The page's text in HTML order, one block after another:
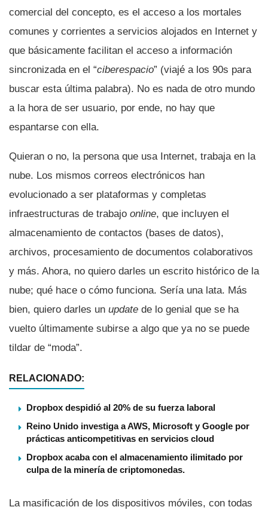
comercial del concepto, es el acceso a los mortales
comunes y corrientes a servicios alojados en Internet y
que básicamente facilitan el acceso a información
sincronizada en el “ciberespacio” (viajé a los 90s para
buscar esta última palabra). No es nada de otro mundo
a la hora de ser usuario, por ende, no hay que
espantarse con ella.
Quieran o no, la persona que usa Internet, trabaja en la
nube. Los mismos correos electrónicos han
evolucionado a ser plataformas y completas
infraestructuras de trabajo online, que incluyen el
almacenamiento de contactos (bases de datos),
archivos, procesamiento de documentos colaborativos
y más. Ahora, no quiero darles un escrito histórico de la
nube; qué hace o cómo funciona. Serí­a una lata. Más
bien, quiero darles un update de lo genial que se ha
vuelto últimamente subirse a algo que ya no se puede
tildar de “moda”.
RELACIONADO:
Dropbox despidió al 20% de su fuerza laboral
Reino Unido investiga a AWS, Microsoft y Google por
prácticas anticompetitivas en servicios cloud
Dropbox acaba con el almacenamiento ilimitado por
culpa de la minería de criptomonedas.
La masificación de los dispositivos móviles, con todas